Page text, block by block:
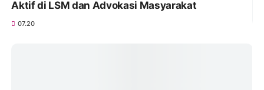
Aktif di LSM dan Advokasi Masyarakat
07.20